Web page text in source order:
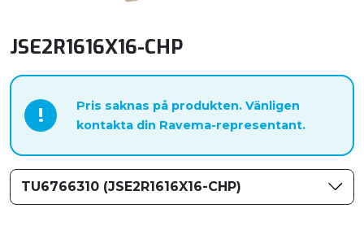
JSE2R1616X16-CHP
!
Pris saknas på produkten. Vänligen
kontakta din Ravema-representant.
TU6766310 (JSE2R1616X16-CHP)